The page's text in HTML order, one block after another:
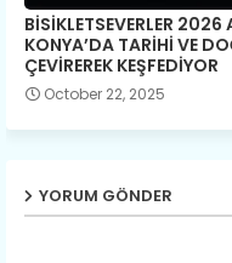
BİSİKLETSEVERLER 2026
KONYA’DA TARİHİ VE
ÇEVİREREK KEŞFEDİYOR
October 22, 2025
YORUM GÖNDER